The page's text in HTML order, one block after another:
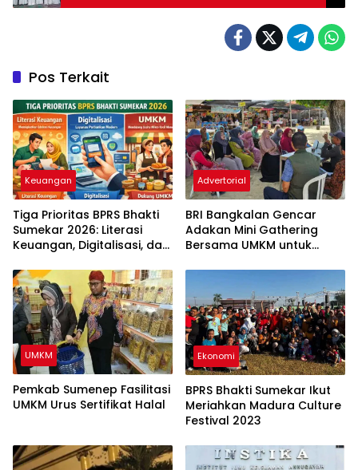
Pos Terkait
Keuangan
Tiga Prioritas BPRS Bhakti
Sumekar 2026: Literasi
Keuangan, Digitalisasi, dan
Advertorial
BRI Bangkalan Gencar
Adakan Mini Gathering
Bersama UMKM untuk
Non-Tunai
UMKM
Pemkab Sumenep Fasilitasi
UMKM Urus Sertifikat Halal
Ekonomi
BPRS Bhakti Sumekar Ikut
Meriahkan Madura Culture
Festival 2023